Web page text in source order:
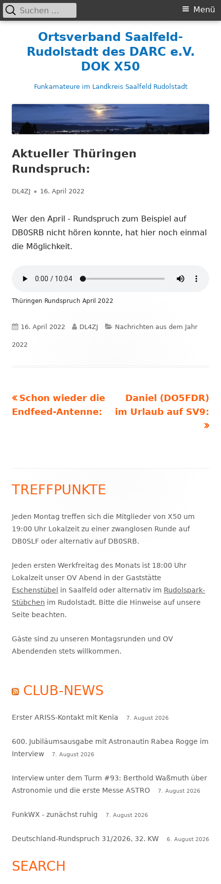
Ortsverband Saalfeld-
Rudolstadt des DARC e.V.
DOK X50
Funkamateure im Landkreis Saalfeld Rudolstadt
Primäres
Menü
Suchen
nach:
Aktueller Thüringen
Rundspruch:
Autor
DL4ZJ Veröffentlicht
16. April 2022
Wer den April - Rundspruch zum Beispiel auf
DB0SRB nicht hören konnte, hat hier noch einmal
die Möglichkeit.
Thüringen Rundspruch April 2022
Veröffentlicht
am
16. April 2022 Autor
DL4ZJ Kategorien
Nachrichten aus dem Jahr
2022
Beitragsnavigation
Vorheriger
Beitrag:
Schon wieder die
Endfeed-Antenne:
Nächster
Beitrag
Daniel (DO5FDR)
im Urlaub auf SV9:
Haupt-
Seitenleiste
TREFFPUNKTE
Jeden Montag treffen sich die Mitglieder von X50 um
19:00 Uhr Lokalzeit zu einer zwanglosen Runde auf
DB0SLF oder alternativ auf DB0SRB.
Jeden ersten Werkfreitag des Monats ist 18:00 Uhr
Lokalzeit unser OV Abend in der Gaststätte
Eschenstübel
in Saalfeld oder alternativ im Rudolspark-
Stübchen im Rudolstadt. Bitte die Hinweise auf unsere
Seite beachten.
Gäste sind zu unseren Montagsrunden und OV
Abendenden stets willkommen.
CLUB-NEWS
Erster ARISS-Kontakt mit Kenia 7. August 2026
600. Jubiläumsausgabe mit Astronautin Rabea Rogge im
Interview
7. August 2026
Interview unter dem Turm #93: Berthold Waßmuth über
Astronomie und die erste Messe ASTRO
7. August 2026
FunkWX - zunächst ruhig 7. August 2026
Deutschland-Rundspruch 31/2026, 32. KW 6. August 2026
SEARCH